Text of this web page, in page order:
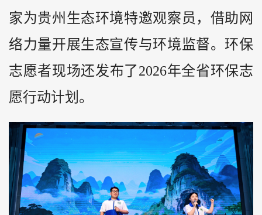
家为贵州生态环境特邀观察员，借助网
络力量开展生态宣传与环境监督。环保
志愿者现场还发布了2026年全省环保志
愿行动计划。